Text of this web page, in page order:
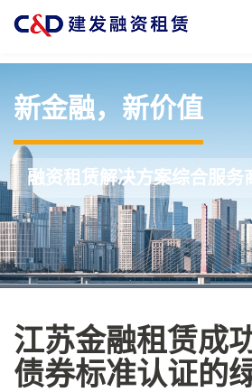
新金融，新价值
融资租赁解决方案综合服务
江苏金融租赁成
债券标准认证的